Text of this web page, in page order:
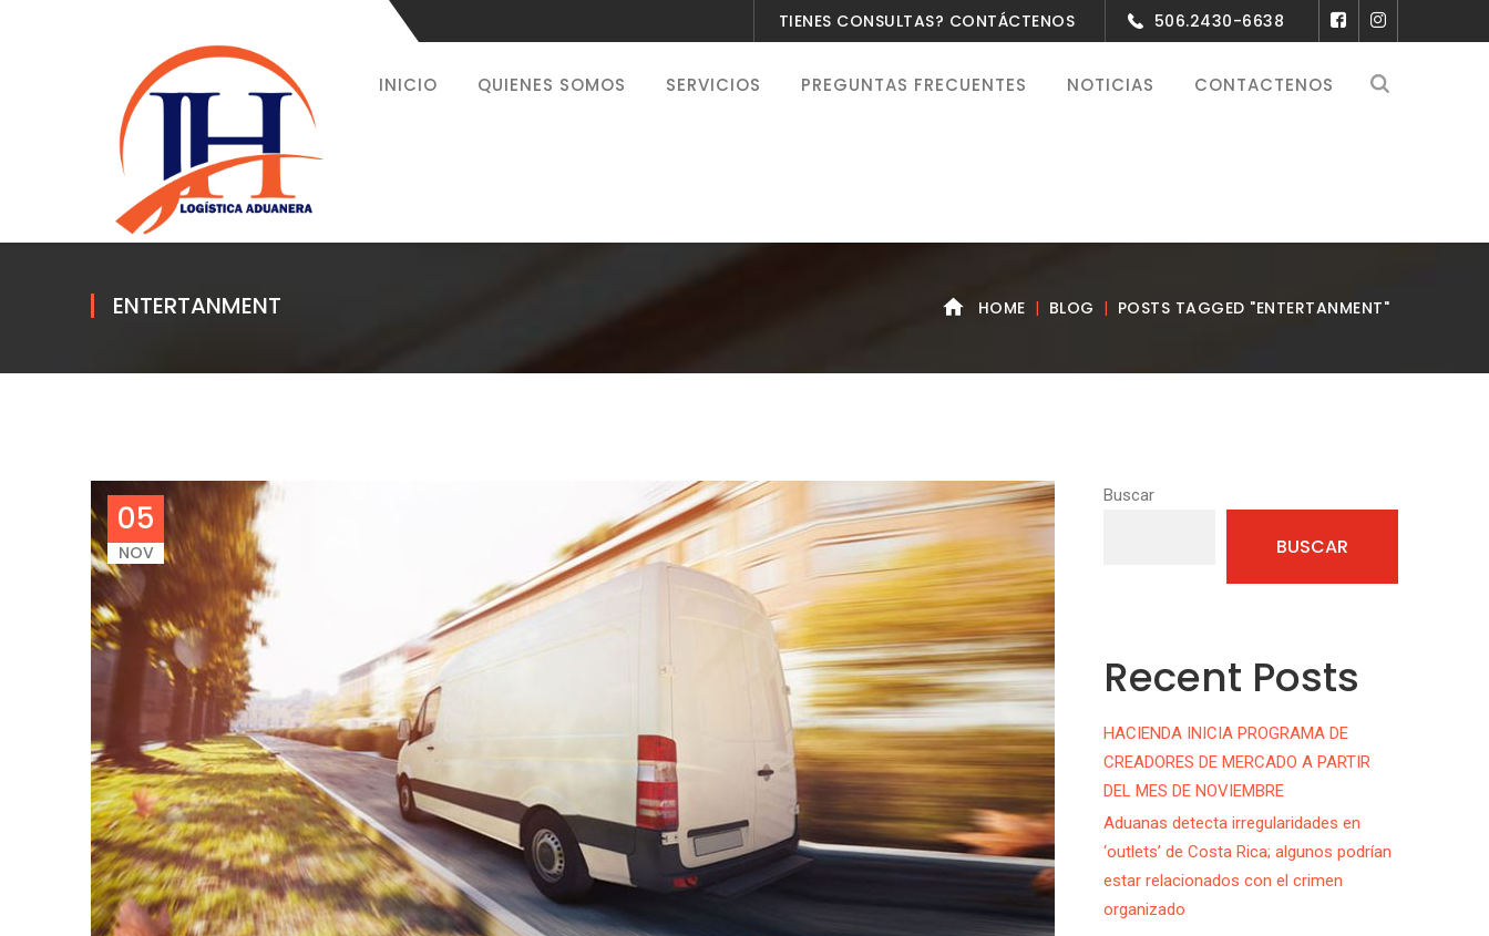
TIENES CONSULTAS? CONTÁCTENOS 506.2430-6638
INICIO QUIENES SOMOS SERVICIOS PREGUNTAS FRECUENTES NOTICIAS CONTACTENOS
ENTERTANMENT HOME BLOG POSTS TAGGED "ENTERTANMENT"
05
NOV
Buscar
BUSCAR
Recent Posts
HACIENDA INICIA PROGRAMA DE
CREADORES DE MERCADO A PARTIR
DEL MES DE NOVIEMBRE
Aduanas detecta irregularidades en
‘outlets’ de Costa Rica; algunos podrían
estar relacionados con el crimen
organizado